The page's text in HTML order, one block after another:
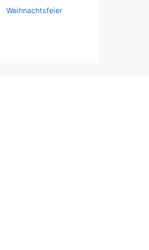
Weihnachtsfeier